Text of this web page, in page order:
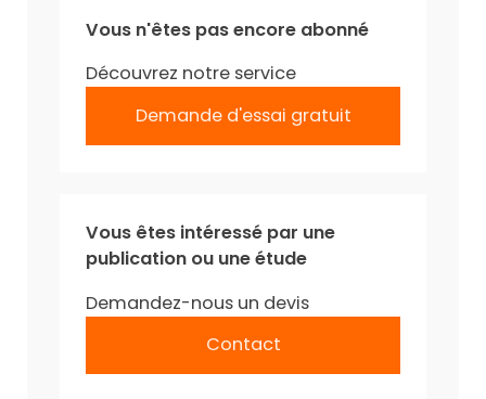
Vous n'êtes pas encore abonné
Découvrez notre service
Demande d'essai gratuit
Vous êtes intéressé par une
publication ou une étude
Demandez-nous un devis
Contact